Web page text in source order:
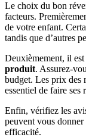
Le choix du bon
facteurs.
de votre enfant.
tandis que d’autres
Deuxièmement, il
produit. Assurez-
budget. Les prix des
essentiel de faire ses
Enfin, vérifiez les
peuvent vous
efficacité.